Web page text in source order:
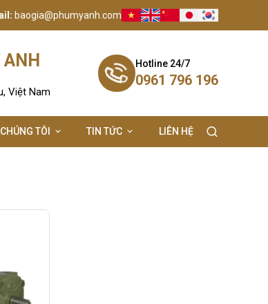
baogia@phumyanh.com
ANH
Việt Nam
Hotline 24/7
0961 796 196
TÔI TIN TỨC LIÊN HỆ